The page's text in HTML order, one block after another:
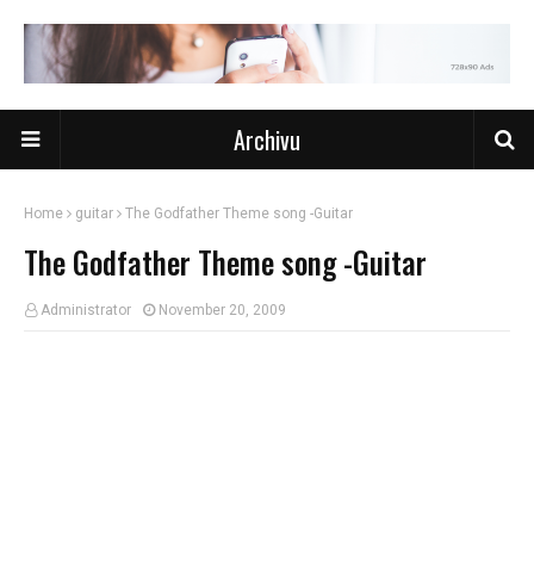
Archivu
Home guitar The Godfather Theme song -Guitar
The Godfather Theme song -Guitar
Administrator November 20, 2009